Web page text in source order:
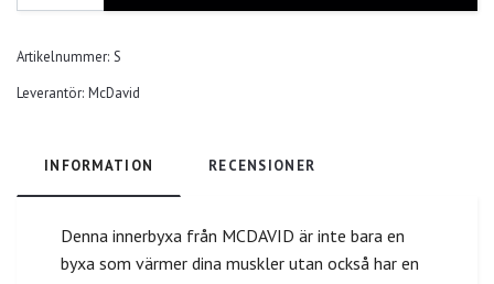
Artikelnummer: S
Leverantör: McDavid
INFORMATION RECENSIONER
Denna innerbyxa från MCDAVID är inte bara en
byxa som värmer dina muskler utan också har en